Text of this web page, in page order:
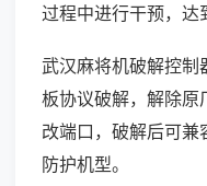
过程中进行干预，达
武汉麻将机破解控制
板协议破解，解除原
改端口，破解后可
防护机型。